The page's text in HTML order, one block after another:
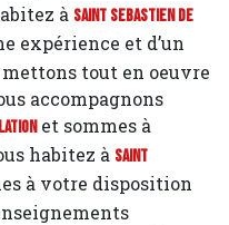
à Saint Sebastien de
expérience et d’un
tout en oeuvre
accompagnons
et sommes à
habitez à Saint
à votre disposition